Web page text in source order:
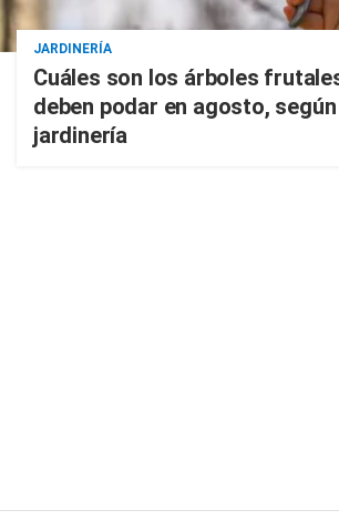
JARDINERÍA
Cuáles son los árboles
deben podar en agosto,
jardinería